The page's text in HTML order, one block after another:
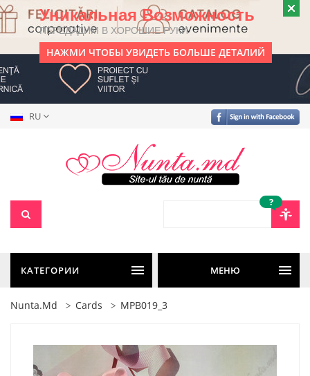
Уникальная Возможность
ПЕРЕДАДИМ В ХОРОШИЕ РУКИ
НАЖМИ ЧТОБЫ УВИДЕТЬ БОЛЬШЕ ДЕТАЛИЙ
RU
?
КАТЕГОРИИ МЕНЮ
Nunta.md Cards MPB019_3